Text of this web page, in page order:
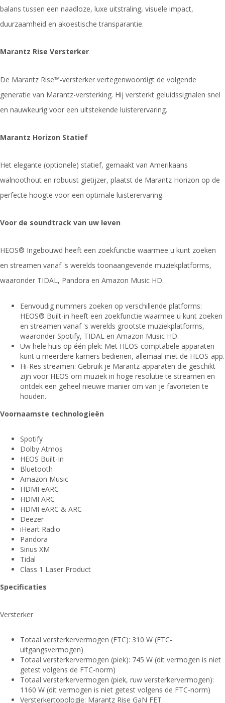
balans tussen een naadloze, luxe uitstraling, visuele impact,
duurzaamheid en akoestische transparantie.
Marantz Rise Versterker
De Marantz Rise™-versterker vertegenwoordigt de volgende
generatie van Marantz-versterking. Hij versterkt geluidssignalen snel
en nauwkeurig voor een uitstekende luisterervaring.
Marantz Horizon Statief
Het elegante (optionele) statief, gemaakt van Amerikaans
walnoothout en robuust gietijzer, plaatst de Marantz Horizon op de
perfecte hoogte voor een optimale luisterervaring.
Voor de soundtrack van uw leven
HEOS® Ingebouwd heeft een zoekfunctie waarmee u kunt zoeken
en streamen vanaf 's werelds toonaangevende muziekplatforms,
waaronder TIDAL, Pandora en Amazon Music HD.
Eenvoudig nummers zoeken op verschillende platforms:
HEOS® Built-in heeft een zoekfunctie waarmee u kunt zoeken
en streamen vanaf 's werelds grootste muziekplatforms,
waaronder Spotify, TIDAL en Amazon Music HD.
Uw hele huis op één plek: Met HEOS-comptabele apparaten
kunt u meerdere kamers bedienen, allemaal met de HEOS-app.
Hi-Res streamen: Gebruik je Marantz-apparaten die geschikt
zijn voor HEOS om muziek in hoge resolutie te streamen en
ontdek een geheel nieuwe manier om van je favorieten te
houden.
Voornaamste technologieën
Spotify
Dolby Atmos
HEOS Built-In
Bluetooth
Amazon Music
HDMI eARC
HDMI ARC
HDMI eARC & ARC
Deezer
iHeart Radio
Pandora
Sirius XM
Tidal
Class 1 Laser Product
Specificaties
Versterker
Totaal versterkervermogen (FTC): 310 W (FTC-
uitgangsvermogen)
Totaal versterkervermogen (piek): 745 W (dit vermogen is niet
getest volgens de FTC-norm)
Totaal versterkervermogen (piek, ruw versterkervermogen):
1160 W (dit vermogen is niet getest volgens de FTC-norm)
Versterkertopologie: Marantz Rise GaN FET